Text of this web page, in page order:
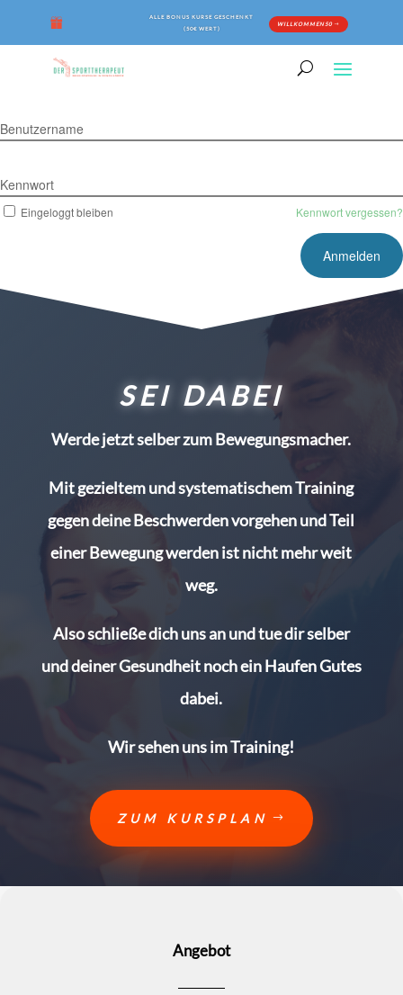
ALLE BONUS KURSE GESCHENKT
(50€ WERT)
WILLKOMMEN50
Benutzername
Kennwort
Eingeloggt bleiben Kennwort vergessen?
SEI DABEI
Werde jetzt selber zum Bewegungsmacher.
Mit gezieltem und systematischem Training
gegen deine Beschwerden vorgehen und Teil
einer Bewegung werden ist nicht mehr weit
weg.
Also schließe dich uns an und tue dir selber
und deiner Gesundheit noch ein Haufen Gutes
dabei.
Wir sehen uns im Training!
ZUM KURSPLAN
Angebot